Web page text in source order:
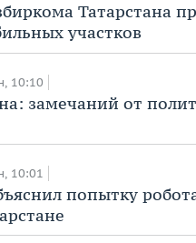
Татарстана
участков
10:10
замечаний от
10:01
попытку